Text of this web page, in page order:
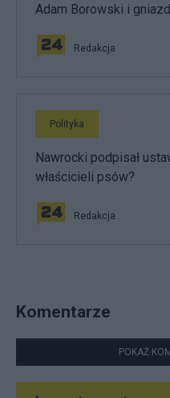
Adam Borowski i
Redakcja
Polityka
Nawrocki podpisał
właścicieli psów?
Redakcja
Komentarze
POKAŻ